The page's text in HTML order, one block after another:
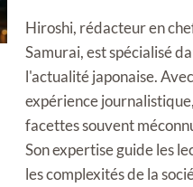
Hiroshi, rédacteur en
Samurai, est spécialisé
l'actualité japonaise.
expérience
facettes souvent
Son expertise guide les
les complexités de la